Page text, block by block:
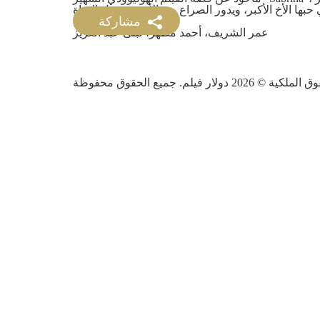
فريق العمل
عمر الشريف، أحمد مظهر، لبنى عبد العزيز
مشاركة
الملكية ©